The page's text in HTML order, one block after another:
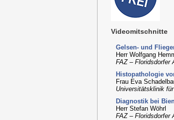
Videomitschnitte
Gelsen- und
Herr Wolfgang
FAZ – Floridsdorfer
Histopathologie
Frau Eva
Universitätsklinik
Diagnostik bei
Herr Stefan Wöhrl
FAZ – Floridsdorfer